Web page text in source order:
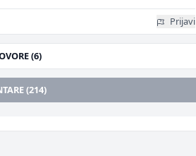
Prijavi
(6)
(214)